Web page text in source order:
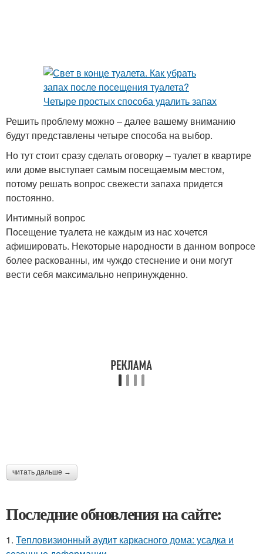
Решить проблему можно – далее вашему вниманию
будут представлены четыре способа на выбор.
Но тут стоит сразу сделать оговорку – туалет в квартире
или доме выступает самым посещаемым местом,
потому решать вопрос свежести запаха придется
постоянно.
Интимный вопрос
Посещение туалета не каждым из нас хочется
афишировать. Некоторые народности в данном вопросе
более раскованны, им чуждо стеснение и они могут
вести себя максимально непринужденно.
читать дальше →
Последние обновления на сайте:
1. Тепловизионный аудит каркасного дома: усадка и